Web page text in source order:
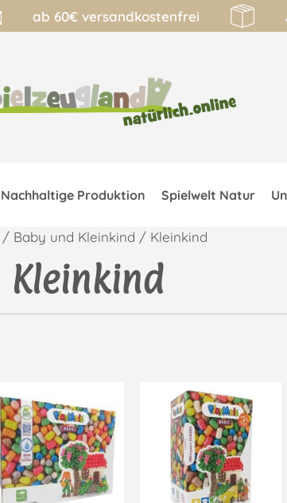
ab 60€ versandkostenfrei
Nachhaltige Produktion Spielwelt Natur
/ Baby und Kleinkind / Kleinkind
Kleinkind